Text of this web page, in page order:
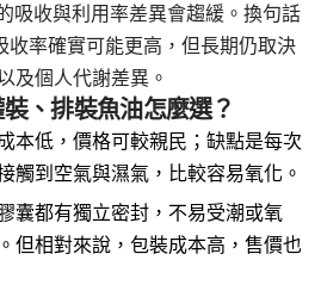
吸收與利用率差異會趨緩。換句話
收率確實可能更高，但長期仍取決
及個人代謝差異。
、排裝魚油怎麼選？
本低，價格可較親民；缺點是每次
觸到空氣與濕氣，比較容易氧化。
囊都有獨立密封，不易受潮或氧
但相對來說，包裝成本高，售價也